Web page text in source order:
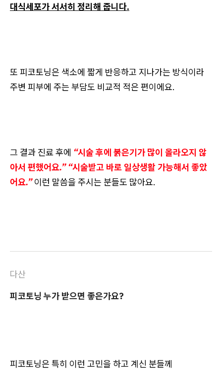
대식세포가 서서히 정리해 줍니다.
또 피코토닝은 색소에 짧게 반응하고 지나가는 방식이라
주변 피부에 주는 부담도 비교적 적은 편이에요.
그 결과 진료 후에 “시술 후에 붉은기가 많이 올라오지 않
아서 편했어요.” “시술받고 바로 일상생활 가능해서 좋았
어요.”이런 말씀을 주시는 분들도 많아요.
다산
피코토닝 누가 받으면 좋은가요?
피코토닝은 특히 이런 고민을 하고 계신 분들께